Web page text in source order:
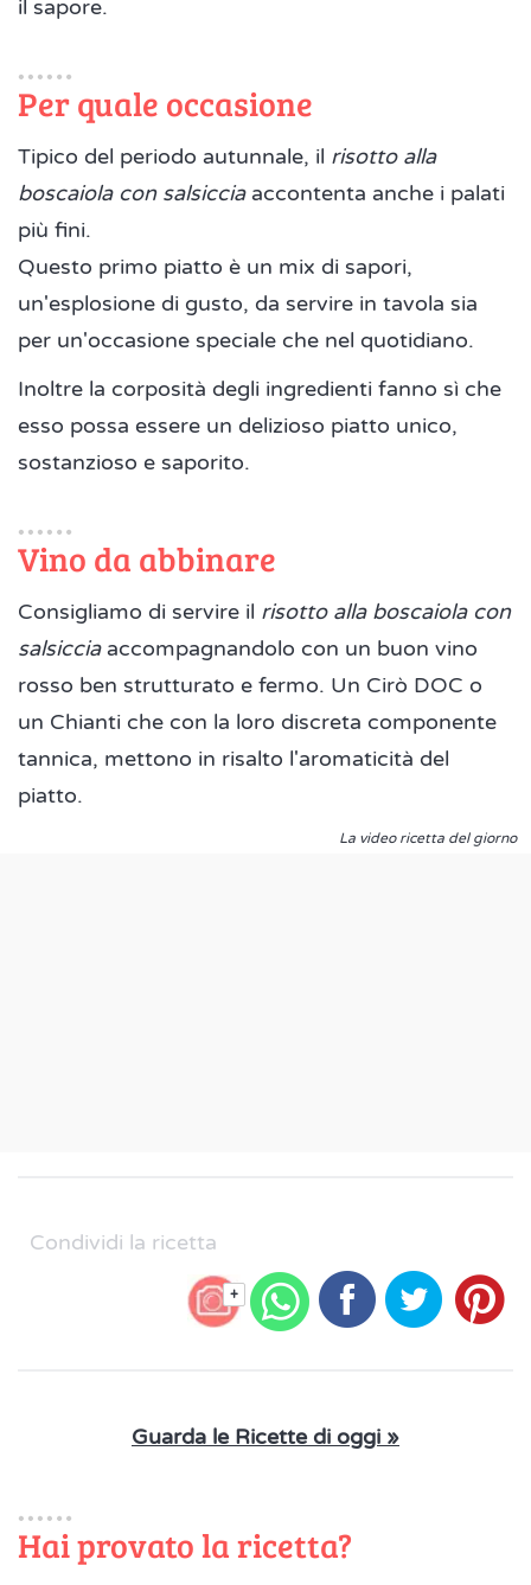
il sapore.
Per quale occasione
Tipico del periodo autunnale, il risotto alla
boscaiola con salsicciaaccontenta anche i palati
più fini.
Questo primo piatto è un mix di sapori,
un'esplosione di gusto, da servire in tavola sia
per un'occasione speciale che nel quotidiano.
Inoltre la corposità degli ingredienti fanno sì che
esso possa essere un delizioso piatto unico,
sostanzioso e saporito.
Vino da abbinare
Consigliamo di servire il risotto alla boscaiola con
salsicciaaccompagnandolo con un buon vino
rosso ben strutturato e fermo. Un Cirò DOC o
un Chianti che con la loro discreta componente
tannica, mettono in risalto l'aromaticità del
piatto.
La video ricetta del giorno
Condividi la ricetta
+
Guarda le Ricette di oggi »
Hai provato la ricetta?